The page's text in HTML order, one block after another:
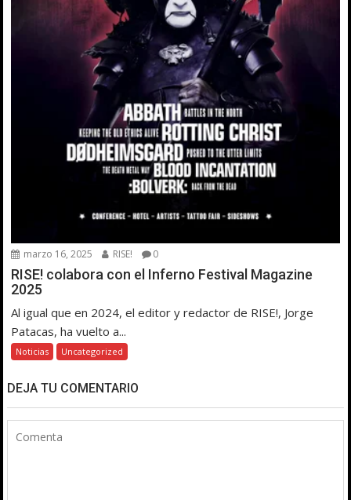
marzo 16, 2025 RISE! 0
RISE! colabora con el Inferno Festival Magazine
2025
Al igual que en 2024, el editor y redactor de RISE!, Jorge
Patacas, ha vuelto a...
Noticias Uncategorized
DEJA TU COMENTARIO